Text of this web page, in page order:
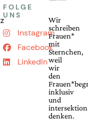
FOLGE
UNS
Instagram
Facebook
LinkedIn
Wir
schreiben
Frauen*
mit
Sternchen,
weil
wir
den
inklusiv
und
denken.